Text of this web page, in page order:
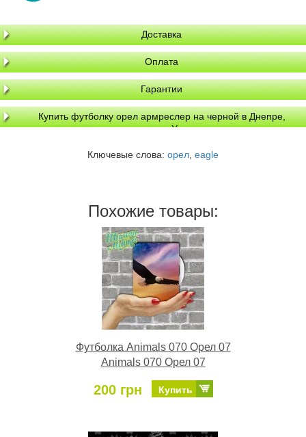
Доставка
Оплата
Гарантии
Купить футболку орел армреслер на черной в Днепре,
доставка по Украине
Ключевые слова: орел, eagle
Похожие товары:
Футболка Animals 070 Орел 07
Animals 070 Орел 07
200 грн Купить